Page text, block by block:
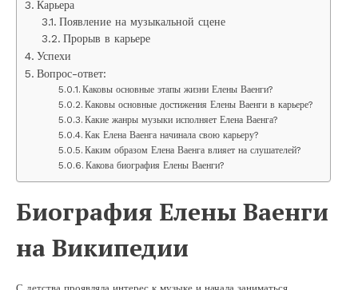
Карьера
Появление на музыкальной сцене
Прорыв в карьере
Успехи
Вопрос-ответ:
Каковы основные этапы жизни Елены Ваенги?
Каковы основные достижения Елены Ваенги в карьере?
Какие жанры музыки исполняет Елена Ваенга?
Как Елена Ваенга начинала свою карьеру?
Каким образом Елена Ваенга влияет на слушателей?
Какова биография Елены Ваенги?
Биография Елены Ваенги
на Википедии